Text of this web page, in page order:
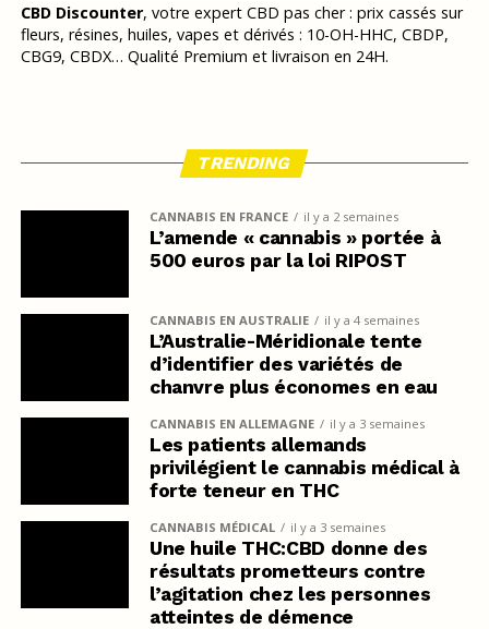
CBD Discounter, votre expert CBD pas cher : prix cassés sur
fleurs, résines, huiles, vapes et dérivés : 10-OH-HHC, CBDP,
CBG9, CBDX… Qualité Premium et livraison en 24H.
TRENDING
CANNABIS EN FRANCE il y a 2 semaines
L’amende « cannabis » portée à
500 euros par la loi RIPOST
CANNABIS EN AUSTRALIE il y a 4 semaines
L’Australie-Méridionale tente
d’identifier des variétés de
chanvre plus économes en eau
CANNABIS EN ALLEMAGNE il y a 3 semaines
Les patients allemands
privilégient le cannabis médical à
forte teneur en THC
CANNABIS MÉDICAL il y a 3 semaines
Une huile THC:CBD donne des
résultats prometteurs contre
l’agitation chez les personnes
atteintes de démence